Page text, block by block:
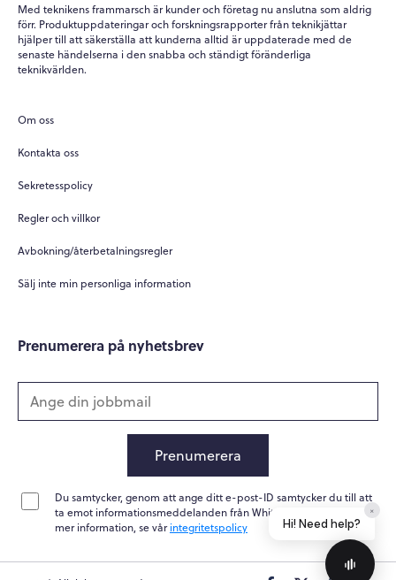
Med teknikens frammarsch är kunder och företag nu anslutna som aldrig
förr. Produktuppdateringar och forskningsrapporter från teknikjättar
hjälper till att säkerställa att kunderna alltid är uppdaterade med de
senaste händelserna i den snabba och ständigt föränderliga
teknikvärlden.
Om oss
Kontakta oss
Sekretesspolicy
Regler och villkor
Avbokning/återbetalningsregler
Sälj inte min personliga information
Prenumerera på nyhetsbrev
Prenumerera
Du samtycker, genom att ange ditt e-post-ID samtycker du till att
ta emot informationsmeddelanden från Whitepapers Online. För
mer information, se vårintegritetspolicy Hi! Need help?
×